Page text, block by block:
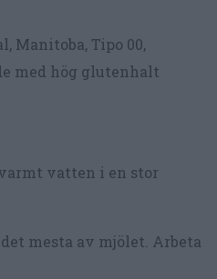
Manitoba, Tipo 00,
med hög glutenhalt
vatten i en stor
mesta av mjölet. Arbeta